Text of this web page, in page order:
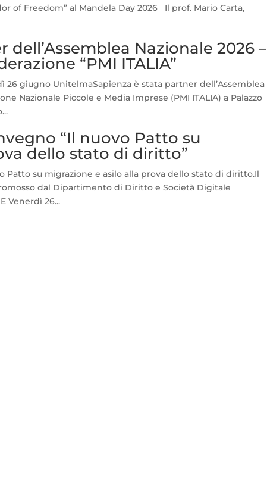
of Freedom” al Mandela Day 2026 Il prof. Mario Carta,
Nazionale 2026 –
“PMI ITALIA”
26 giugno UnitelmaSapienza è stata partner dell’Assemblea
Nazionale Piccole e Media Imprese (PMI ITALIA) a Palazzo
“Il nuovo Patto su
dello stato di diritto”
Patto su migrazione e asilo alla prova dello stato di diritto.Il
dal Dipartimento di Diritto e Società Digitale
Venerdì 26...